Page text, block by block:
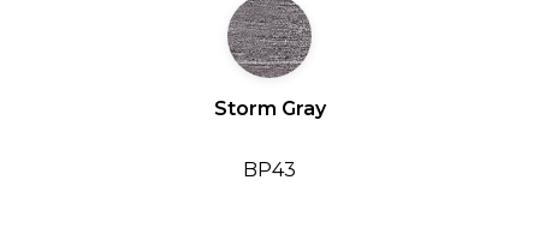
Storm Gray
BP43